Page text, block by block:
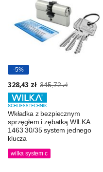
-5%
328,43 zł 345,72 zł
Wkładka z bezpiecznym
sprzęgłem i zębatką WILKA
1463 30/35 system jednego
klucza
wilka system c